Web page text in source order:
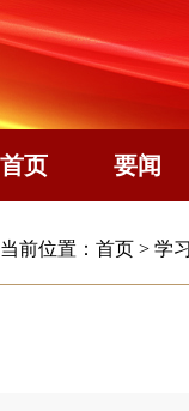
首页 要闻
当前位置： 首页 > 学